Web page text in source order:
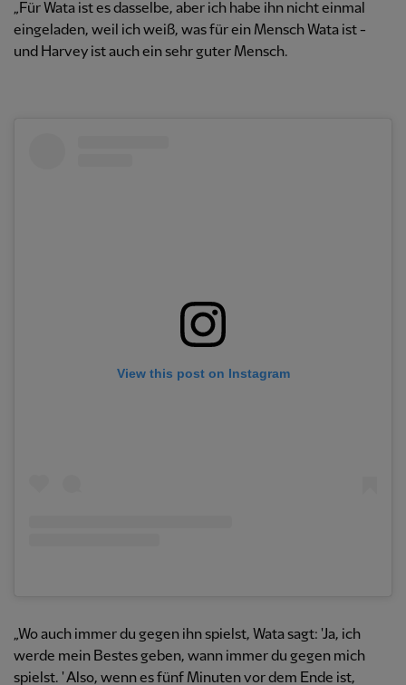
„Für Wata ist es dasselbe, aber ich habe ihn nicht einmal
eingeladen, weil ich weiß, was für ein Mensch Wata ist -
und Harvey ist auch ein sehr guter Mensch.
View this post on Instagram
„Wo auch immer du gegen ihn spielst, Wata sagt: 'Ja, ich
werde mein Bestes geben, wann immer du gegen mich
spielst. ' Also, wenn es fünf Minuten vor dem Ende ist,